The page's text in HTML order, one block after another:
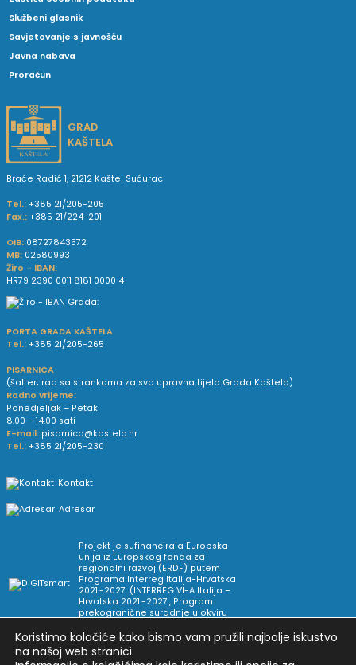
Službeni glasnik
Savjetovanje s javnošću
Javna nabava
Proračun
GRAD
KAŠTELA
Braće Radić 1, 21212 Kaštel Sućurac
Tel.: +385 21/205-205
Fax.: +385 21/224-201
OIB: 08727843572
MB: 02580993
Žiro - IBAN:
HR79 2390 0011 8181 0000 4
PORTA GRADA KAŠTELA
Tel.: +385 21/205-265
PISARNICA
(šalter; rad sa strankama za sva upravna tijela Grada Kaštela)
Radno vrijeme:
Ponedjeljak – Petak
8.00 – 14.00 sati
E-mail: pisarnica@kastela.hr
Tel.: +385 21/205-230
Kontakt
Adresar
Projekt je sufinancirala Europska
unija iz Europskog fonda za
regionalni razvoj (ERDF) putem
Programa Interreg Italija-Hrvatska
2021.-2027. (INTERREG VI-A Italija –
Hrvatska 2021.-2027., Program
prekogranične suradnje u okviru
Koristimo kolačiće kako bismo vam pružili najbolje iskustvo
na našoj web stranici.